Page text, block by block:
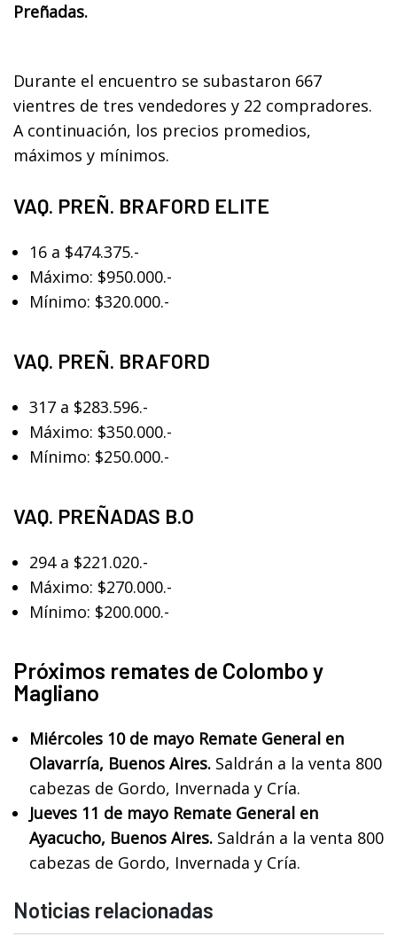
Preñadas.
Durante el encuentro se subastaron 667
vientres de tres vendedores y 22 compradores.
A continuación, los precios promedios,
máximos y mínimos.
VAQ. PREÑ. BRAFORD ELITE
16 a $474.375.-
Máximo: $950.000.-
Mínimo: $320.000.-
VAQ. PREÑ. BRAFORD
317 a $283.596.-
Máximo: $350.000.-
Mínimo: $250.000.-
VAQ. PREÑADAS B.O
294 a $221.020.-
Máximo: $270.000.-
Mínimo: $200.000.-
Próximos remates de Colombo y
Magliano
Miércoles 10 de mayo Remate General en
Olavarría, Buenos Aires. Saldrán a la venta 800
cabezas de Gordo, Invernada y Cría.
Jueves 11 de mayo Remate General en
Ayacucho, Buenos Aires. Saldrán a la venta 800
cabezas de Gordo, Invernada y Cría.
Noticias relacionadas